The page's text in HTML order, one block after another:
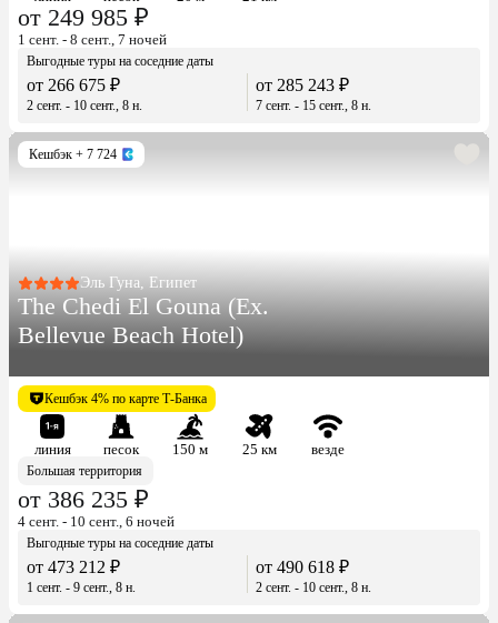
от 249 985 ₽
1 сент. - 8 сент., 7 ночей
Выгодные туры на соседние даты
от 266 675 ₽
2 сент. - 10 сент., 8 н.
от 285 243 ₽
7 сент. - 15 сент., 8 н.
Кешбэк + 7 724
Эль Гуна, Египет
The Chedi El Gouna (Ex.
Bellevue Beach Hotel)
Кешбэк 4% по карте Т-Банка
линия песок 150 м 25 км
везде
Большая территория
от 386 235 ₽
4 сент. - 10 сент., 6 ночей
Выгодные туры на соседние даты
от 473 212 ₽
1 сент. - 9 сент., 8 н.
от 490 618 ₽
2 сент. - 10 сент., 8 н.